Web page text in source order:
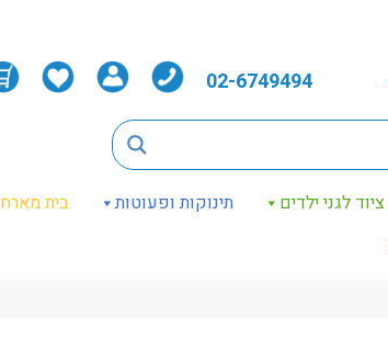
02-6749494
ציוד לגני ילדים תינוקות ופעוטות בית מארח